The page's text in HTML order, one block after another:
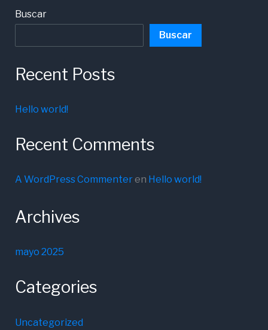
Buscar
Buscar
Recent Posts
Hello world!
Recent Comments
A WordPress Commenteren Hello world!
Archives
mayo 2025
Categories
Uncategorized